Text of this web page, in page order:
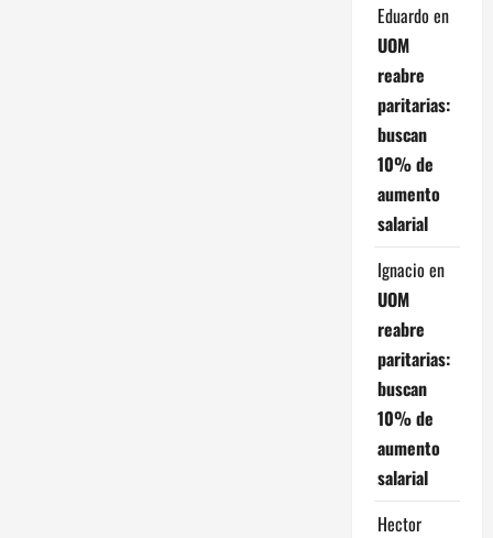
Eduardo en
UOM
reabre
paritarias:
buscan
10% de
aumento
salarial
Ignacio en
UOM
reabre
paritarias:
buscan
10% de
aumento
salarial
Hector